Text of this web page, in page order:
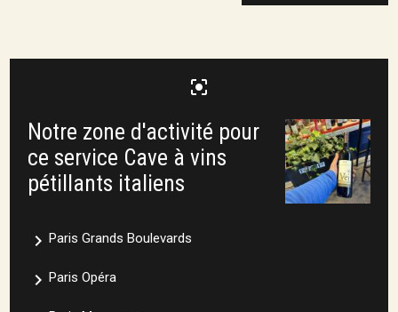
center_focus_strong
Notre zone d'activité pour
ce service Cave à vins
pétillants italiens
navigate_nextParis Grands Boulevards
navigate_nextParis Opéra